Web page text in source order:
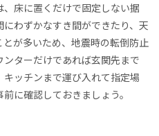
床に置くだけで固定しない据
わずかなすき間ができたり、天
が多いため、地震時の転倒防止
ターだけであれば玄関先まで
ッチンまで運び入れて指定場
に確認しておきましょう。